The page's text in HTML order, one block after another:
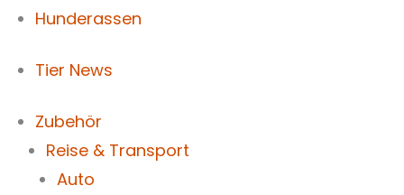
Hunderassen
Tier News
Zubehör
Reise & Transport
Auto